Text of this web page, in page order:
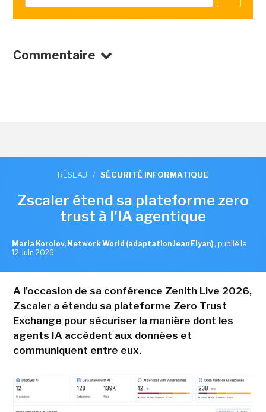
Commentaire
RÉSEAU / SÉCURITÉ INFORMATIQUE
Zscaler étend sa plateforme zero
trust à l'IA agentique
Maria Korolov, Network World (adaptation Jean Elyan) , publié le
12 Juin 2026
A l'occasion de sa conférence Zenith Live 2026,
Zscaler a étendu sa plateforme Zero Trust
Exchange pour sécuriser la manière dont les
agents IA accèdent aux données et
communiquent entre eux.